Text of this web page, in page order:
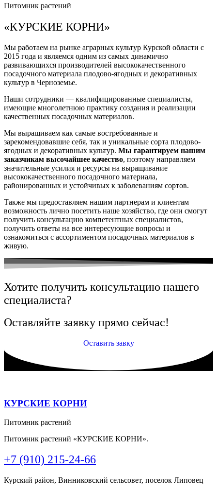
Питомник растений
«КУРСКИЕ КОРНИ»
Мы работаем на рынке аграрных культур Курской области с
2015 года и являемся одним из самых динамично
развивающихся производителей высококачественного
посадочного материала плодово-ягодных и декоративных
культур в Черноземье.
Наши сотрудники — квалифицированные специалисты,
имеющие многолетнюю практику создания и реализации
качественных посадочных материалов.
Мы выращиваем как самые востребованные и
зарекомендовавшие себя, так и уникальные сорта плодово-
ягодных и декоративных культур. Мы гарантируем нашим
заказчикам высочайшее качество, поэтому направляем
значительные усилия и ресурсы на выращивание
высококачественного посадочного материала,
районированных и устойчивых к заболеваниям сортов.
Также мы предоставляем нашим партнерам и клиентам
возможность лично посетить наше хозяйство, где они смогут
получить консультацию компетентных специалистов,
получить ответы на все интересующие вопросы и
ознакомиться с ассортиментом посадочных материалов в
живую.
Хотите получить консультацию нашего
специалиста?
Оставляйте заявку прямо сейчас!
Оставить завку
КУРСКИЕ КОРНИ
Питомник растений
Питомник растений «КУРСКИЕ КОРНИ».
+7 (910) 215-24-66
Курский район, Винниковский сельсовет, поселок Липовец